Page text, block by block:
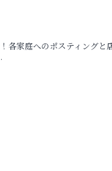
各家庭へのポスティングと